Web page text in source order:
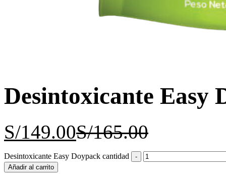
Desintoxicante Easy
S/149.00S/165.00
Desintoxicante Easy Doypack cantidad
Añadir al carrito